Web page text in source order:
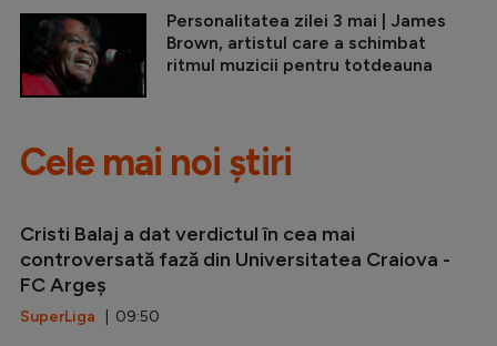
Personalitatea zilei 3 mai | James
Brown, artistul care a schimbat
ritmul muzicii pentru totdeauna
Cele mai noi știri
Cristi Balaj a dat verdictul în cea mai
controversată fază din Universitatea Craiova -
FC Argeș
SuperLiga | 09:50